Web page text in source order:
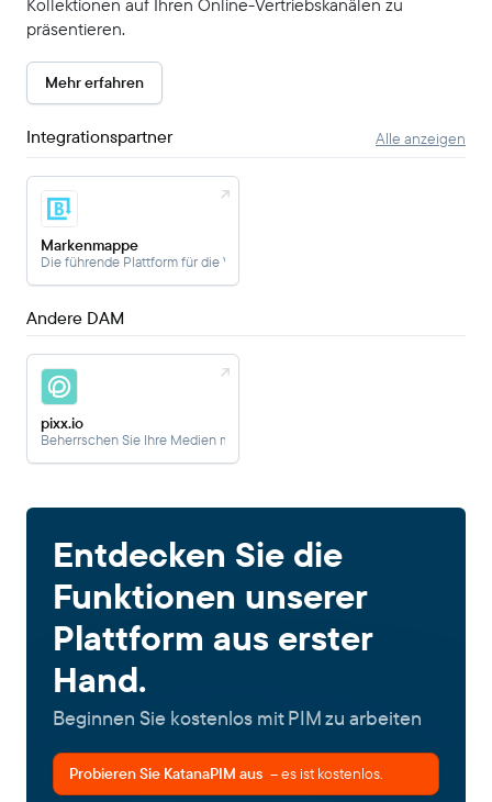
präsentieren.
Mehr erfahren
Integrationspartner Alle anzeigen
Markenmappe
Die führende Plattform für die Verwaltung digitaler Assets enterprise .
Andere DAM
pixx.io
Beherrschen Sie Ihre Medien mit DAM
Entdecken Sie die
Funktionen unserer
Plattform aus erster
Hand.
Beginnen Sie kostenlos mit PIM zu arbeiten
Probieren Sie KatanaPIM aus – es ist kostenlos.